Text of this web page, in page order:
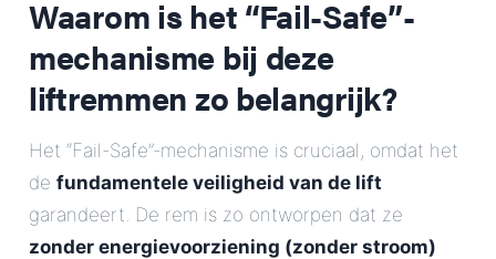
Waarom is het “Fail-Safe”-
mechanisme bij deze
liftremmen zo belangrijk?
Het “Fail-Safe”-mechanisme is cruciaal, omdat het
de fundamentele veiligheid van de lift
garandeert. De rem is zo ontworpen dat ze
zonder energievoorziening (zonder stroom)